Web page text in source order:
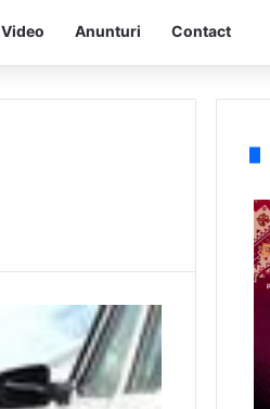
Video Anunturi Contact